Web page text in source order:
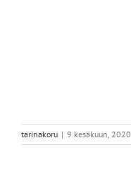
tarinakoru | 9 kesäkuun, 2020